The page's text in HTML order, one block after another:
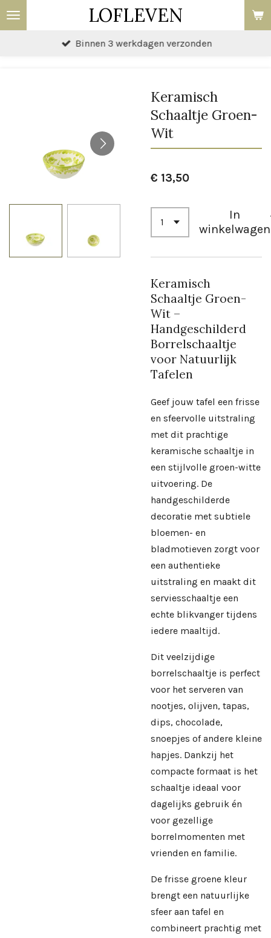
Ga
direct
LOFLEVEN
Binnen 3 werkdagen verzonden
Keramisch
Schaaltje Groen-
Wit
€ 13,50
In
winkelwagen
Keramisch
Schaaltje Groen-
Wit –
Handgeschilderd
Borrelschaaltje
voor Natuurlijk
Tafelen
Geef jouw tafel een frisse
en sfeervolle uitstraling
met dit prachtige
keramische schaaltje in
een stijlvolle groen-witte
uitvoering. De
handgeschilderde
decoratie met subtiele
bloemen- en
bladmotieven zorgt voor
een authentieke
uitstraling en maakt dit
serviesschaaltje een
echte blikvanger tijdens
iedere maaltijd.
Dit veelzijdige
borrelschaaltje is perfect
voor het serveren van
nootjes, olijven, tapas,
dips, chocolade,
snoepjes of andere kleine
hapjes. Dankzij het
compacte formaat is het
schaaltje ideaal voor
dagelijks gebruik én
voor gezellige
borrelmomenten met
vrienden en familie.
De frisse groene kleur
brengt een natuurlijke
sfeer aan tafel en
combineert prachtig met